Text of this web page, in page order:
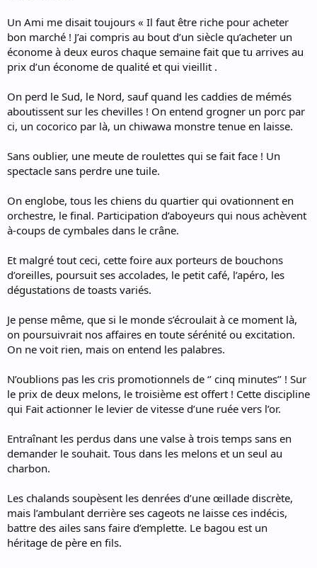
Un Ami me disait toujours « Il faut être riche pour acheter
bon marché ! J’ai compris au bout d’un siècle qu’acheter un
économe à deux euros chaque semaine fait que tu arrives au
prix d’un économe de qualité et qui vieillit .
On perd le Sud, le Nord, sauf quand les caddies de mémés
aboutissent sur les chevilles ! On entend grogner un porc par
ci, un cocorico par là, un chiwawa monstre tenue en laisse.
Sans oublier, une meute de roulettes qui se fait face ! Un
spectacle sans perdre une tuile.
On englobe, tous les chiens du quartier qui ovationnent en
orchestre, le final. Participation d’aboyeurs qui nous achèvent
à-coups de cymbales dans le crâne.
Et malgré tout ceci, cette foire aux porteurs de bouchons
d’oreilles, poursuit ses accolades, le petit café, l’apéro, les
dégustations de toasts variés.
Je pense même, que si le monde s’écroulait à ce moment là,
on poursuivrait nos affaires en toute sérénité ou excitation.
On ne voit rien, mais on entend les palabres.
N’oublions pas les cris promotionnels de ‘’ cinq minutes’’ ! Sur
le prix de deux melons, le troisième est offert ! Cette discipline
qui Fait actionner le levier de vitesse d’une ruée vers l’or.
Entraînant les perdus dans une valse à trois temps sans en
demander le souhait. Tous dans les melons et un seul au
charbon.
Les chalands soupèsent les denrées d’une œillade discrète,
mais l’ambulant derrière ses cageots ne laisse ces indécis,
battre des ailes sans faire d’emplette. Le bagou est un
héritage de père en fils.